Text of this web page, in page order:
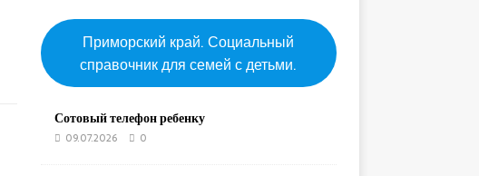
Приморский край. Социальный
справочник для семей с детьми.
Сотовый телефон ребенку
09.07.2026 0